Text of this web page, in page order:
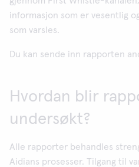
informasjon som er vesentlig
som varsles.
Du kan sende inn rapporten
Hvordan blir
undersøkt?
Alle rapporter behandles
Aidians prosesser. Tilgang til